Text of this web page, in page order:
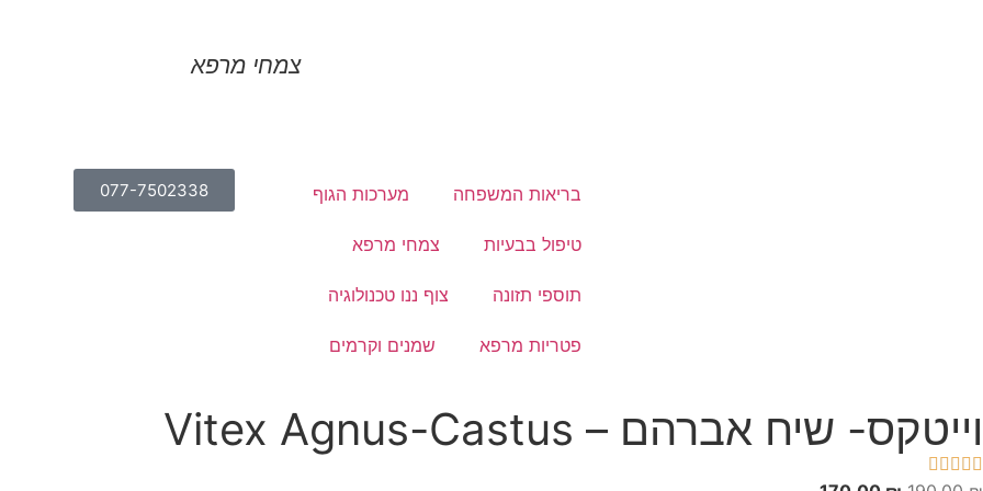
צמחי מרפא
בריאות המשפחה מערכות הגוף
טיפול בבעיות צמחי מרפא
תוספי תזונה צוף ננו טכנולוגיה
פטריות מרפא שמנים וקרמים
077-7502338
וייטקס- שיח אברהם – Vitex Agnus-Castus




